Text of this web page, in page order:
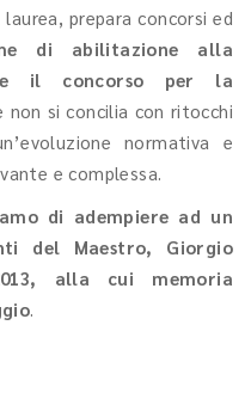
prepara concorsi ed
di abilitazione alla
e il concorso per la
non si concilia con ritocchi
normativa e
e complessa.
di adempiere ad un
del Maestro, Giorgio
alla cui memoria
.